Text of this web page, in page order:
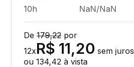
10h
NaN/NaN
De 179,22 por
12xR$ 11,20 sem juros
ou 134,42 à vista